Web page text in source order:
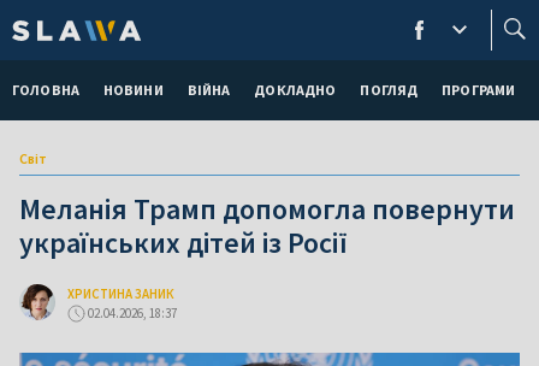
ГОЛОВНА НОВИНИ ВІЙНА ДОКЛАДНО ПОГЛЯД ПРОГРАМИ
Світ
Меланія Трамп допомогла повернути
українських дітей із Росії
ХРИСТИНА ЗАНИК
02.04.2026, 18:37